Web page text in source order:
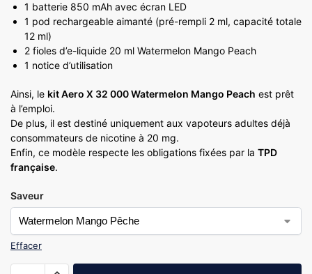
1 batterie 850 mAh avec écran LED
1 pod rechargeable aimanté (pré-rempli 2 ml, capacité totale
12 ml)
2 fioles d’e-liquide 20 ml Watermelon Mango Peach
1 notice d’utilisation
Ainsi, le kit Aero X 32 000 Watermelon Mango Peach est prêt
à l’emploi.
De plus, il est destiné uniquement aux vapoteurs adultes déjà
consommateurs de nicotine à 20 mg.
Enfin, ce modèle respecte les obligations fixées par la TPD
française.
Saveur
Effacer